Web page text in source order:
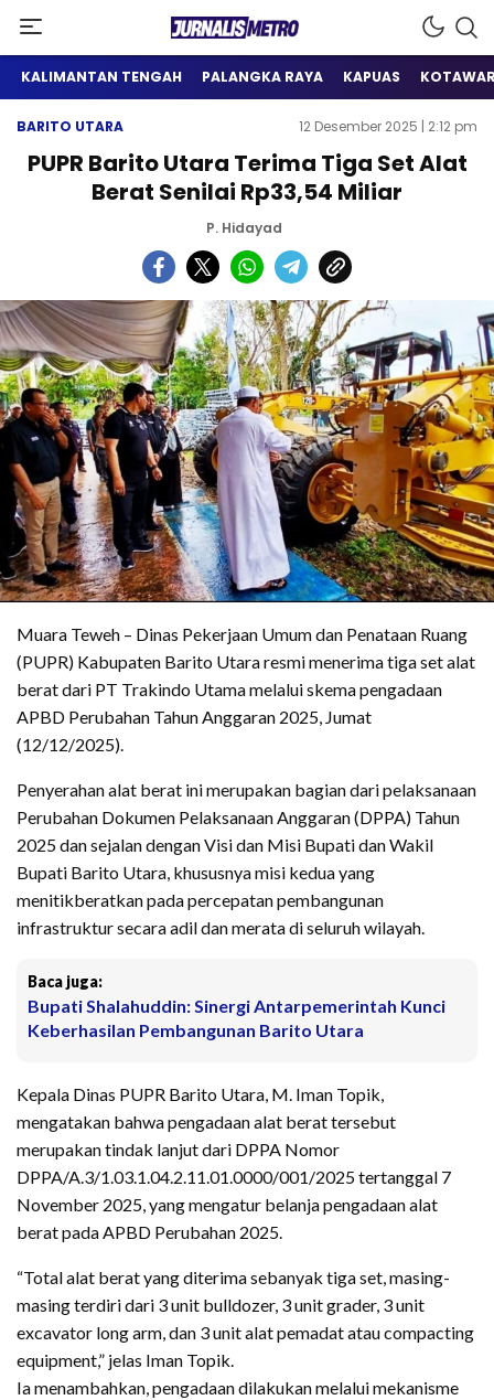
Jurnalis Metro
Satu Wadah Informasi
KALIMANTAN TENGAH PALANGKA RAYA KAPUAS
BARITO UTARA 12 Desember 2025 | 2:12 pm
PUPR Barito Utara Terima Tiga Set Alat
Berat Senilai Rp33,54 Miliar
P. Hidayad
Muara Teweh – Dinas Pekerjaan Umum dan Penataan Ruang
(PUPR) Kabupaten Barito Utara resmi menerima tiga set alat
berat dari PT Trakindo Utama melalui skema pengadaan
APBD Perubahan Tahun Anggaran 2025, Jumat
(12/12/2025).
Penyerahan alat berat ini merupakan bagian dari pelaksanaan
Perubahan Dokumen Pelaksanaan Anggaran (DPPA) Tahun
2025 dan sejalan dengan Visi dan Misi Bupati dan Wakil
Bupati Barito Utara, khususnya misi kedua yang
menitikberatkan pada percepatan pembangunan
infrastruktur secara adil dan merata di seluruh wilayah.
Baca juga:
Bupati Shalahuddin: Sinergi Antarpemerintah Kunci
Keberhasilan Pembangunan Barito Utara
Kepala Dinas PUPR Barito Utara, M. Iman Topik,
mengatakan bahwa pengadaan alat berat tersebut
merupakan tindak lanjut dari DPPA Nomor
DPPA/A.3/1.03.1.04.2.11.01.0000/001/2025 tertanggal 7
November 2025, yang mengatur belanja pengadaan alat
berat pada APBD Perubahan 2025.
“Total alat berat yang diterima sebanyak tiga set, masing-
masing terdiri dari 3 unit bulldozer, 3 unit grader, 3 unit
excavator long arm, dan 3 unit alat pemadat atau compacting
equipment,” jelas Iman Topik.
Ia menambahkan, pengadaan dilakukan melalui mekanisme